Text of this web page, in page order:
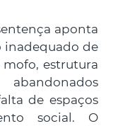
aponta
inadequado de
mofo, estrutura
de espaços
social. O